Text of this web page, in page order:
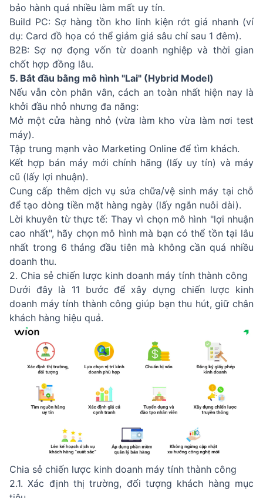
bảo hành quá nhiều làm mất uy tín.
Build PC: Sợ hàng tồn kho linh kiện rớt giá nhanh (ví
dụ: Card đồ họa có thể giảm giá sâu chỉ sau 1 đêm).
B2B: Sợ nợ đọng vốn từ doanh nghiệp và thời gian
chốt hợp đồng lâu.
5. Bắt đầu bằng mô hình "Lai" (Hybrid Model)
Nếu vẫn còn phân vân, cách an toàn nhất hiện nay là
khởi đầu nhỏ nhưng đa năng:
Mở một cửa hàng nhỏ (vừa làm kho vừa làm nơi test
máy).
Tập trung mạnh vào Marketing Online để tìm khách.
Kết hợp bán máy mới chính hãng (lấy uy tín) và máy
cũ (lấy lợi nhuận).
Cung cấp thêm dịch vụ sửa chữa/vệ sinh máy tại chỗ
để tạo dòng tiền mặt hàng ngày (lấy ngắn nuôi dài).
Lời khuyên từ thực tế: Thay vì chọn mô hình "lợi nhuận
cao nhất", hãy chọn mô hình mà bạn có thể tồn tại lâu
nhất trong 6 tháng đầu tiên mà không cần quá nhiều
doanh thu.
2. Chia sẻ chiến lược kinh doanh máy tính thành công
Dưới đây là 11 bước để xây dựng chiến lược kinh
doanh máy tính thành công giúp bạn thu hút, giữ chân
khách hàng hiệu quả.
Chia sẻ chiến lược kinh doanh máy tính thành công
2.1. Xác định thị trường, đối tượng khách hàng mục